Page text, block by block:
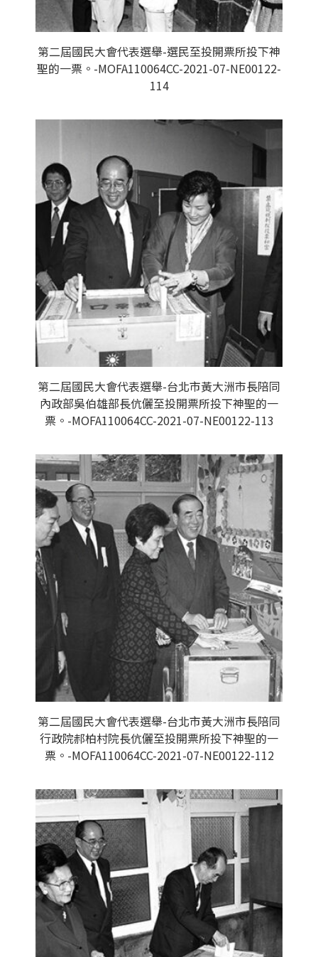
第二屆國民大會代表選舉-選民至投開票所投下神
聖的一票。-MOFA110064CC-2021-07-NE00122-
114
第二屆國民大會代表選舉-台北市黃大洲市長陪同
內政部吳伯雄部長伉儷至投開票所投下神聖的一
票。-MOFA110064CC-2021-07-NE00122-113
第二屆國民大會代表選舉-台北市黃大洲市長陪同
行政院郝柏村院長伉儷至投開票所投下神聖的一
票。-MOFA110064CC-2021-07-NE00122-112